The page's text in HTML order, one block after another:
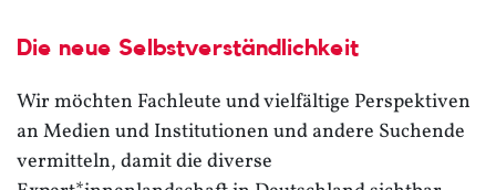
Die neue Selbstverständlichkeit
Wir möchten Fachleute und vielfältige Perspektiven
an Medien und Institutionen und andere Suchende
vermitteln, damit die diverse